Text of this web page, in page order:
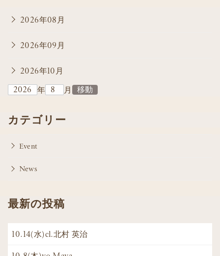
2026年08月
2026年09月
2026年10月
年
月
カテゴリー
Event
News
最新の投稿
10.14(水)cl.北村 英治